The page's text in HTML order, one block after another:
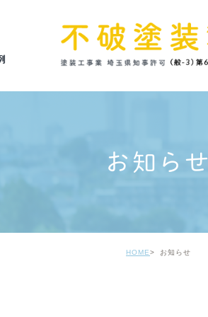
お知らせ
HOME お知らせ